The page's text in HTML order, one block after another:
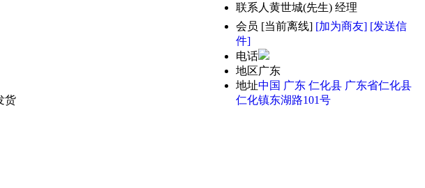
货
联系人 黄世城(先生) 经理
会员 [当前离线] [加为商友] [发送信
件]
电话
地区广东
地址中国 广东 仁化县 广东省仁化县
仁化镇东湖路101号